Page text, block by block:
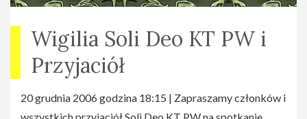
Wigilia Soli Deo KT PW i
Przyjaciół
20 grudnia 2006 godzina 18:15 | Zapraszamy członków i